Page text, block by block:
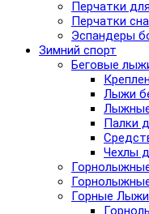
Перчатки
Перчатки
Эспандеры
Зимний спорт
Беговые
Лыжи
Палки
Чехлы
Горные Лыжи